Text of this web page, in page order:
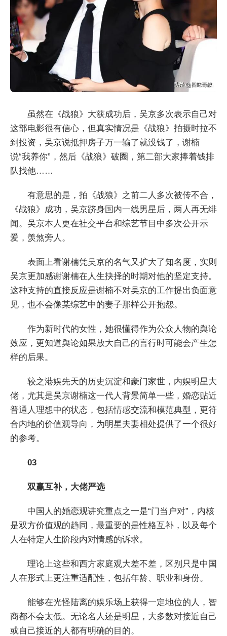
虽然在《战狼》大获成功后，吴京多次表示自己对
这部电影很有信心，但真实情况是《战狼》拍摄时拉不
到投资，吴京说抵押房子万一输了就没钱了，谢楠
说“我养你”，然后《战狼》破圈，第二部大家捧着钱排
队找他……
有意思的是，拍《战狼》之前二人多次被传不合，
《战狼》成功，吴京跻身国内一线男星后，两人再无绯
闻。吴京本人更在社交平台和综艺节目中多次公开示
爱，羡煞旁人。
表面上看谢楠凭吴京的名气又扩大了知名度，实则
吴京更加感谢谢楠在人生抉择的时期对他的坚定支持。
这种支持的直接反应是谢楠不对吴京的工作提出负面意
见，也不会像某综艺中的妻子那样公开抱怨。
作为新时代的女性，她很懂得作为公众人物的舆论
效应，更知道舆论如果放大自己的言行时可能会产生怎
样的后果。
较之港娱先天的历史沉淀和豪门家世，内娱明星大
佬，尤其是吴京谢楠这一代人背景简单一些，婚恋贴近
普通人理想中的状态，包括情感交流和模范典型，更符
合内地的价值观导向，为明星夫妻相处提供了一个很好
的参考。
03
双赢互补，大佬严选
中国人的婚恋观讲究重点之一是“门当户对”，内核
是双方价值观的趋同，最重要的是性格互补，以及每个
人在特定人生阶段内对情感的诉求。
理论上这些和西方家庭观大差不差，区别只是中国
人在形式上更注重适配性，包括年龄、职业和身份。
能够在光怪陆离的娱乐场上获得一定地位的人，智
商都不会太低。无论名人还是明星，大多数对接近自己
或自己接近的人都有明确的目的。